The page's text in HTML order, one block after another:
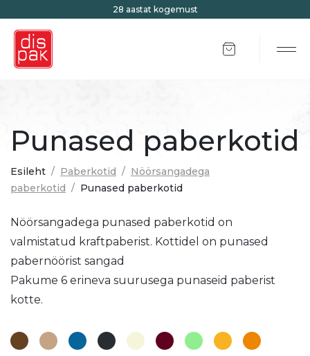
28 aastat kogemust
Items in cart: 0
Punased paberkotid
Esileht / Paberkotid / Nöörsangadega
paberkotid / Punased paberkotid
Nöörsangadega punased paberkotid on
valmistatud kraftpaberist. Kottidel on punased
pabernöörist sangad
Pakume 6 erineva suurusega punaseid paberist
kotte.